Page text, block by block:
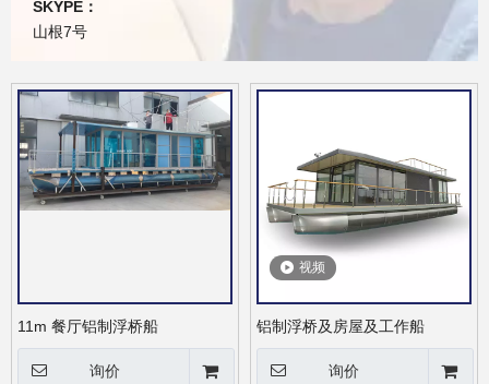
SKYPE：
山根7号
11m 餐厅铝制浮桥船
询价
视频
铝制浮桥及房屋及工作船
询价